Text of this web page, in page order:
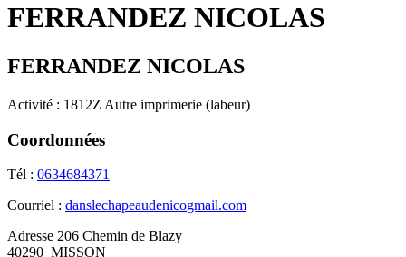
FERRANDEZ NICOLAS
FERRANDEZ NICOLAS
Activité : 1812Z Autre imprimerie (labeur)
Coordonnées
Tél : 0634684371
Courriel : danslechapeaudenicogmail.com
Adresse 206 Chemin de Blazy
40290 MISSON